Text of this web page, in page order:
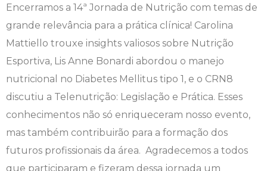
Encerramos a 14ª Jornada de Nutrição com temas de
grande relevância para a prática clínica! Carolina
Mattiello trouxe insights valiosos sobre Nutrição
Esportiva, Lis Anne Bonardi abordou o manejo
nutricional no Diabetes Mellitus tipo 1, e o CRN8
discutiu a Telenutrição: Legislação e Prática. Esses
conhecimentos não só enriqueceram nosso evento,
mas também contribuirão para a formação dos
futuros profissionais da área. Agradecemos a todos
que participaram e fizeram dessa jornada um
Fisioterapia
Medicina
Medicina Veterinária
Nutrição
Odontologia
Psicologia
Manual de Trabalhos Acadêmicos
Minha Biblioteca
Núcleo de Apoio Psicopedagógico
Ouvidoria
Plano de Ensino
Segunda Chamada
Logos Campo Real
NAPP e NAPC
Portal do Egresso
Portal do RH
Programa de Monitoria
Publicações Científicas